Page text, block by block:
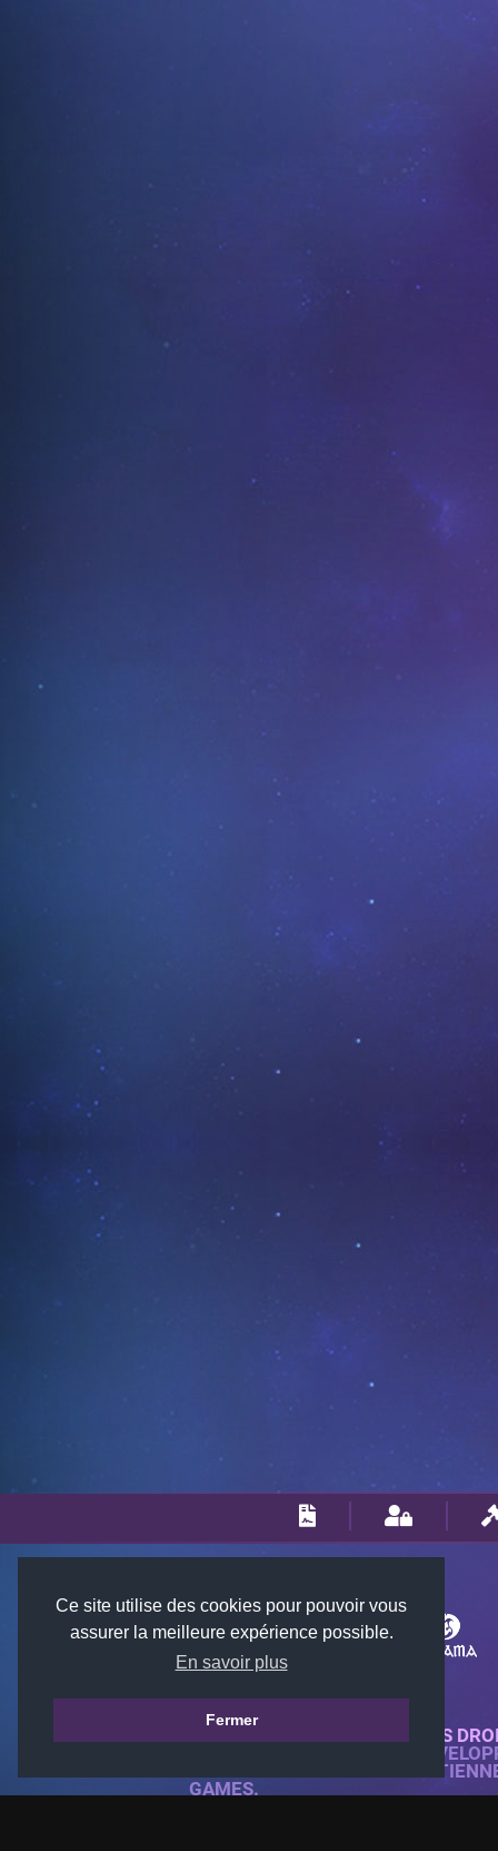
Ce site utilise des cookies pour pouvoir vous
assurer la meilleure expérience possible.
En savoir plus
Fermer
© 2018-2026 KTARENA. TOUS
SITE WEB ENTIÈREMENT
TOUTES LES IMAGES
GAMES.